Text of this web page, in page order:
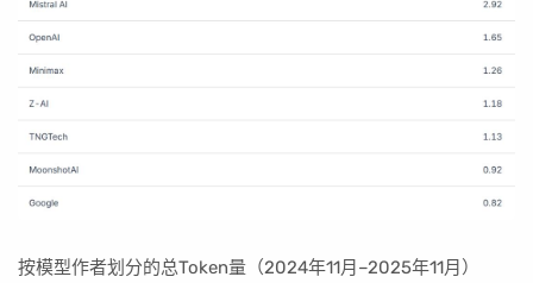
按模型作者划分的总Token量（2024年11月–2025年11月）